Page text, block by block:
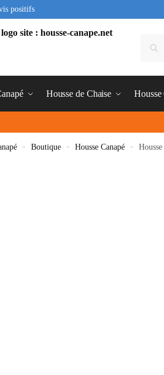
positifs
Housse de Chaise
» Boutique » Housse Canapé »